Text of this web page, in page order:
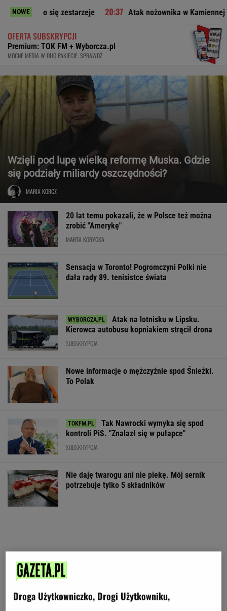
NOWE Atak nożownika w Kamiennej Górze. Trwa
OFERTA SUBSKRYPCJI
Premium: TOK FM + Wyborcza.pl
MOCNE MEDIA W DUO PAKIECIE. SPRAWDŹ
Wzięli pod lupę wielką reformę Muska. Gdzie
się podziały miliardy oszczędności?
MARIA KORCZ
20 lat temu pokazali, że w Polsce też można
zrobić "Amerykę"
MARTA KORYCKA
Sensacja w Toronto! Pogromczyni Polki nie
dała rady 89. tenisistce świata
Atak na lotnisku w Lipsku.
Kierowca autobusu kopniakiem strącił drona
SUBSKRYPCJA
Nowe informacje o mężczyźnie spod Śnieżki.
To Polak
Tak Nawrocki wymyka się spod
kontroli PiS. "Znalazł się w pułapce"
SUBSKRYPCJA
Nie daję twarogu ani nie piekę. Mój sernik
potrzebuje tylko 5 składników
Droga Użytkowniczko, Drogi Użytkowniku,